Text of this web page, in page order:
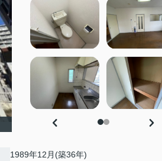
1989年12月(築36年)